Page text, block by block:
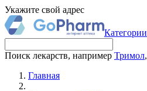
Укажите свой адрес
Категории
Поиск лекарств, например Тримол,
Главная